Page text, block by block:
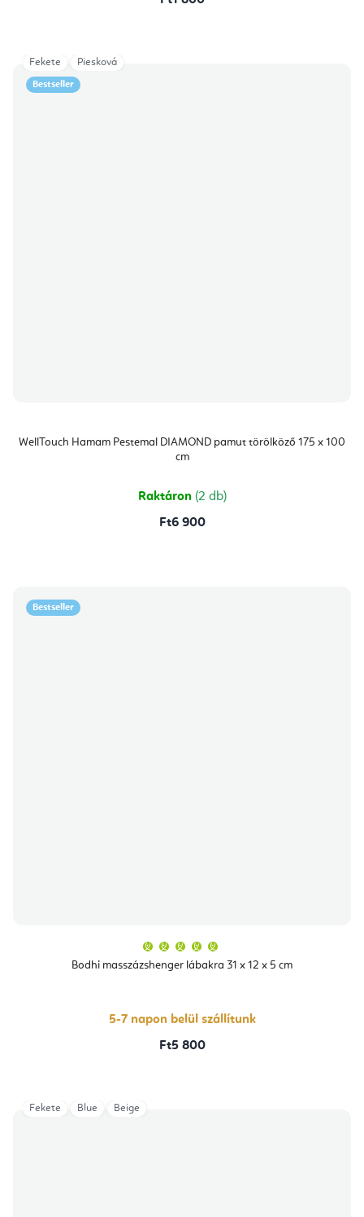
Bestseller
WellTouch Hamam Pestemal DIAMOND pamut törölköző 175 x 100
cm
Raktáron (2 db)
Ft6 900
Fekete Piesková
Bestseller
Bodhi masszázshenger lábakra 31 x 12 x 5 cm
átlagos
értékelése
csillag.
5-7 napon belül szállítunk
Ft5 800
Fekete Blue Beige